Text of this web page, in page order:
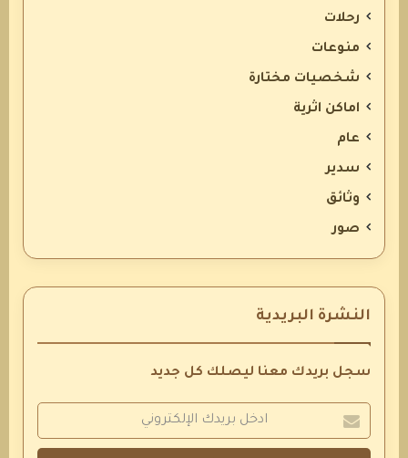
رحلات
منوعات
شخصيات مختارة
اماكن اثرية
عام
سدير
وثائق
صور
النشرة البريدية
سجل بريدك معنا ليصلك كل جديد